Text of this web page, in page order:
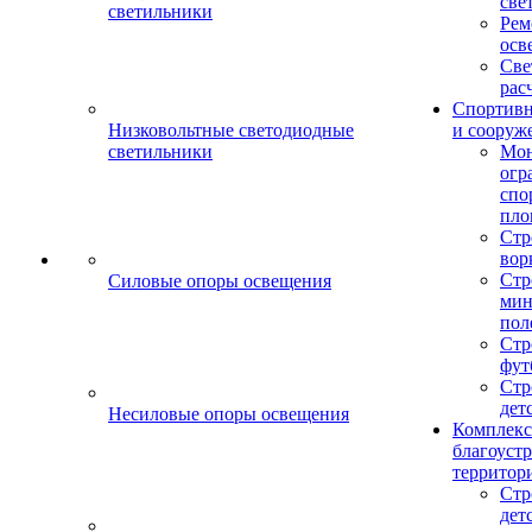
светильники
Низковольтные светодиодные
светильники
Силовые опоры освещения
Несиловые опоры освещения
и